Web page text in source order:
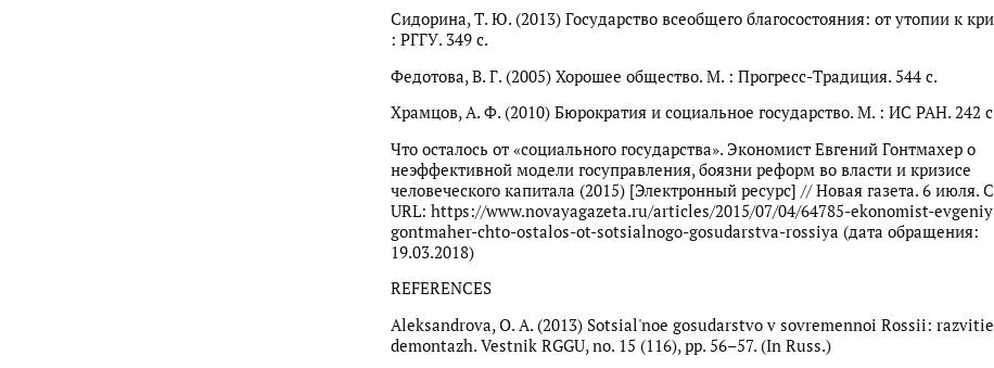
Сидорина, Т. Ю. (2013) Государство всеобщего благосостояния: от утопии к
: РГГУ. 349 с.
Федотова, В. Г. (2005) Хорошее общество. М. : Прогресс-Традиция. 544 c.
Храмцов, А. Ф. (2010) Бюрократия и социальное государство. М. : ИС РАН. 242
Что осталось от «социального государства». Экономист Евгений Гонтмахер о
неэффективной модели госуправления, боязни реформ во власти и кризисе
человеческого капитала (2015) [Электронный ресурс] // Новая газета. 6 июля.
URL: https://www.novayagazeta.ru/articles/2015/07/04/64785-ekonomist-
gontmaher-chto-ostalos-ot-sotsialnogo-gosudarstva-rossiya (дата обращения:
19.03.2018)
REFERENCES
Aleksandrova, O. A. (2013) Sotsial'noe gosudarstvo v sovremennoi Rossii:
demontazh. Vestnik RGGU, no. 15 (116), pp. 56–57. (In Russ.)